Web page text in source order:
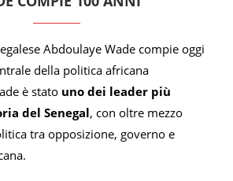
Abdoulaye Wade compie oggi
della politica africana
è stato uno dei leader più
del Senegal, con oltre mezzo
tra opposizione, governo e